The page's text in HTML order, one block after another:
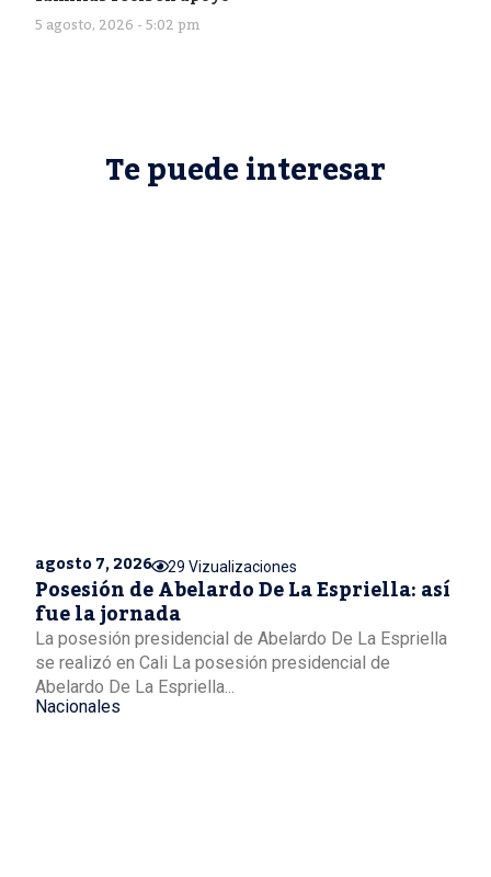
5 agosto, 2026 - 5:02 pm
Te puede interesar
agosto 7, 2026 29 Vizualizaciones
Posesión de Abelardo De La Espriella: así
fue la jornada
La posesión presidencial de Abelardo De La Espriella
se realizó en Cali La posesión presidencial de
Abelardo De La Espriella...
Nacionales